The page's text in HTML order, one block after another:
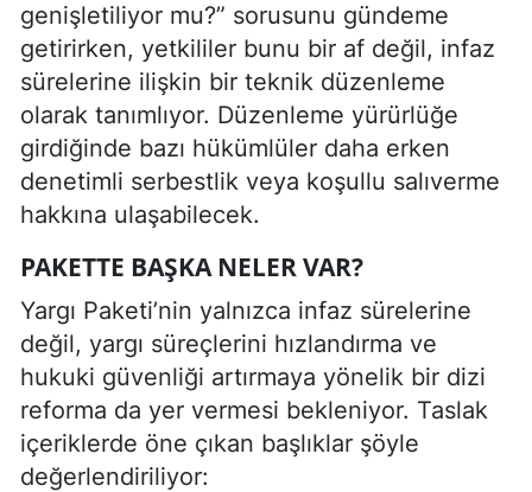
genişletiliyor mu?” sorusunu gündeme
getirirken, yetkililer bunu bir af değil, infaz
sürelerine ilişkin bir teknik düzenleme
olarak tanımlıyor. Düzenleme yürürlüğe
girdiğinde bazı hükümlüler daha erken
denetimli serbestlik veya koşullu salıverme
hakkına ulaşabilecek.
PAKETTE BAŞKA NELER VAR?
Yargı Paketi’nin yalnızca infaz sürelerine
değil, yargı süreçlerini hızlandırma ve
hukuki güvenliği artırmaya yönelik bir dizi
reforma da yer vermesi bekleniyor. Taslak
içeriklerde öne çıkan başlıklar şöyle
değerlendiriliyor: